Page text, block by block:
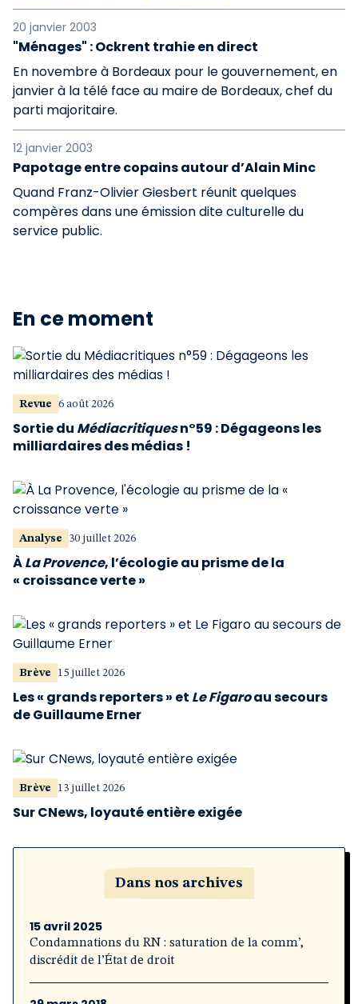
20 janvier 2003
"Ménages" : Ockrent trahie en direct
En novembre à Bordeaux pour le gouvernement, en
janvier à la télé face au maire de Bordeaux, chef du
parti majoritaire.
12 janvier 2003
Papotage entre copains autour d’Alain Minc
Quand Franz-Olivier Giesbert réunit quelques
compères dans une émission dite culturelle du
service public.
En ce moment
Revue 6 août 2026
Sortie du Médiacritiquesn°59 : Dégageons les
milliardaires des médias !
Analyse 30 juillet 2026
ÀLa Provence, l’écologie au prisme de la
« croissance verte »
Brève 15 juillet 2026
Les « grands reporters » et Le Figaroau secours
de Guillaume Erner
Brève 13 juillet 2026
Sur CNews, loyauté entière exigée
Dans nos archives
15 avril 2025
Condamnations du RN : saturation de la comm’,
discrédit de l’État de droit